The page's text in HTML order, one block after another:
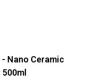
Nano Ceramic